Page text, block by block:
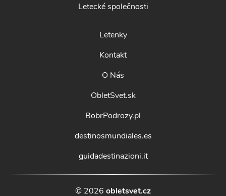
Letecké společnosti
Letenky
Kontakt
O Nás
ObletSvet.sk
BobrPodrozy.pl
destinosmundiales.es
guidadestinazioni.it
© 2026 obletsvet.cz